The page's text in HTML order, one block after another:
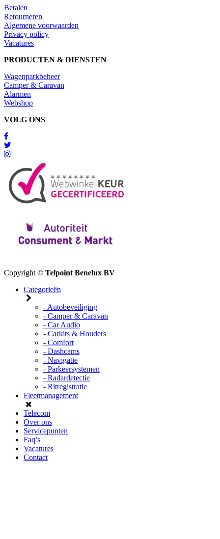
Betalen
Retourneren
Algemene voorwaarden
Privacy policy
Vacatures
PRODUCTEN & DIENSTEN
Wagenparkbeheer
Camper & Caravan
Alarmen
Webshop
VOLG ONS
Copyright © Telpoint Benelux BV
Categorieën
- Autobeveiliging
- Camper & Caravan
- Car Audio
- Carkits & Houders
- Comfort
- Dashcams
- Navigatie
- Parkeersystemen
- Radardetectie
- Ritregistratie
Fleetmanagement
Telecom
Over ons
Servicepunten
Faq’s
Vacatures
Contact